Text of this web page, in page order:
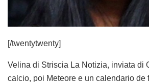
[/twentytwenty]
Velina di Striscia La Notizia, inviata di
calcio, poi Meteore e un calendario de